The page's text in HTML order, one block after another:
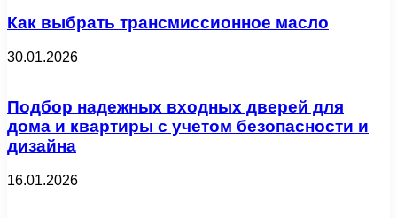
Как выбрать трансмиссионное масло
30.01.2026
Подбор надежных входных дверей для
дома и квартиры с учетом безопасности и
дизайна
16.01.2026